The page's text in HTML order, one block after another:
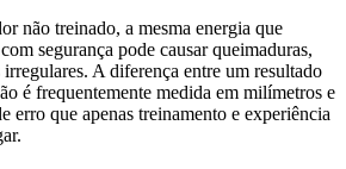
não treinado, a mesma energia que
segurança pode causar queimaduras,
irregulares. A diferença entre um resultado
é frequentemente medida em milímetros e
erro que apenas treinamento e experiência